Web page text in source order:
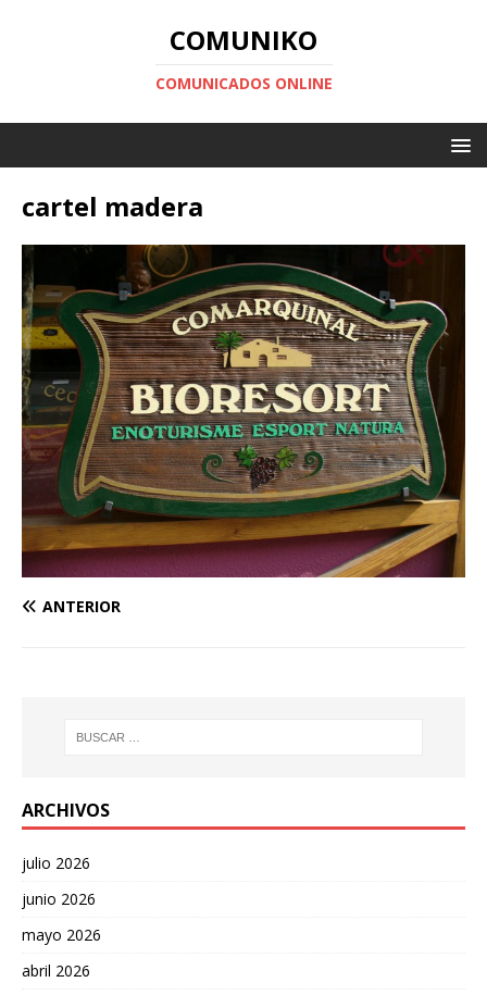
COMUNIKO
COMUNICADOS ONLINE
cartel madera
ANTERIOR
ARCHIVOS
julio 2026
junio 2026
mayo 2026
abril 2026